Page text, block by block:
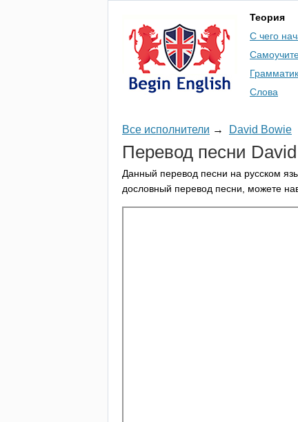
Теория
С чего
Слова
Все исполнители → David Bowie
Перевод песни David
Данный перевод песни на русском
дословный перевод песни, можете